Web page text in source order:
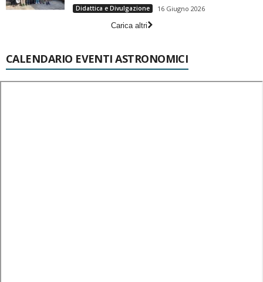
Didattica e Divulgazione
16 Giugno 2026
Carica altri
CALENDARIO EVENTI ASTRONOMICI